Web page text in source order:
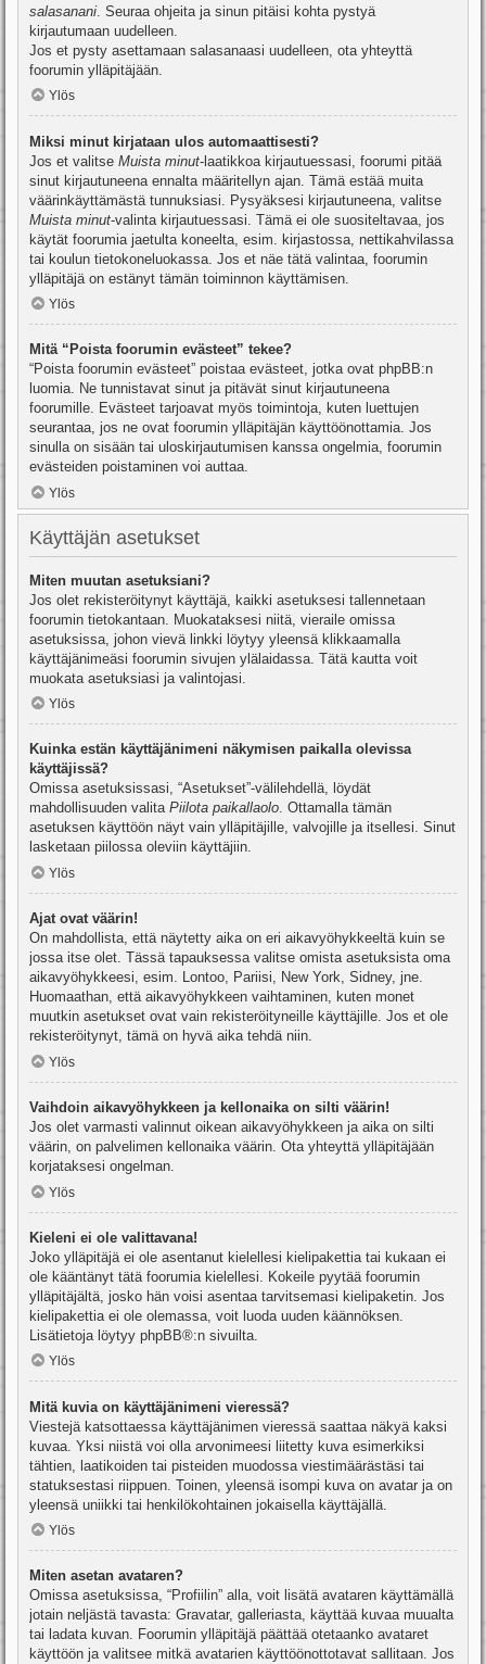
salasanani . Seuraa ohjeita ja sinun pitäisi kohta pystyä
kirjautumaan uudelleen.
Jos et pysty asettamaan salasanaasi uudelleen, ota yhteyttä
foorumin ylläpitäjään.
Ylös
Miksi minut kirjataan ulos automaattisesti?
Jos et valitse Muista minut-laatikkoa kirjautuessasi, foorumi pitää
sinut kirjautuneena ennalta määritellyn ajan. Tämä estää muita
väärinkäyttämästä tunnuksiasi. Pysyäksesi kirjautuneena, valitse
Muista minut-valinta kirjautuessasi. Tämä ei ole suositeltavaa, jos
käytät foorumia jaetulta koneelta, esim. kirjastossa, nettikahvilassa
tai koulun tietokoneluokassa. Jos et näe tätä valintaa, foorumin
ylläpitäjä on estänyt tämän toiminnon käyttämisen.
Ylös
Mitä “Poista foorumin evästeet” tekee?
“Poista foorumin evästeet” poistaa evästeet, jotka ovat phpBB:n
luomia. Ne tunnistavat sinut ja pitävät sinut kirjautuneena
foorumille. Evästeet tarjoavat myös toimintoja, kuten luettujen
seurantaa, jos ne ovat foorumin ylläpitäjän käyttöönottamia. Jos
sinulla on sisään tai uloskirjautumisen kanssa ongelmia, foorumin
evästeiden poistaminen voi auttaa.
Ylös
Käyttäjän asetukset
Miten muutan asetuksiani?
Jos olet rekisteröitynyt käyttäjä, kaikki asetuksesi tallennetaan
foorumin tietokantaan. Muokataksesi niitä, vieraile omissa
asetuksissa, johon vievä linkki löytyy yleensä klikkaamalla
käyttäjänimeäsi foorumin sivujen ylälaidassa. Tätä kautta voit
muokata asetuksiasi ja valintojasi.
Ylös
Kuinka estän käyttäjänimeni näkymisen paikalla olevissa
käyttäjissä?
Omissa asetuksissasi, “Asetukset”-välilehdellä, löydät
mahdollisuuden valita Piilota paikallaolo. Ottamalla tämän
asetuksen käyttöön näyt vain ylläpitäjille, valvojille ja itsellesi. Sinut
lasketaan piilossa oleviin käyttäjiin.
Ylös
Ajat ovat väärin!
On mahdollista, että näytetty aika on eri aikavyöhykkeeltä kuin se
jossa itse olet. Tässä tapauksessa valitse omista asetuksista oma
aikavyöhykkeesi, esim. Lontoo, Pariisi, New York, Sidney, jne.
Huomaathan, että aikavyöhykkeen vaihtaminen, kuten monet
muutkin asetukset ovat vain rekisteröityneille käyttäjille. Jos et ole
rekisteröitynyt, tämä on hyvä aika tehdä niin.
Ylös
Vaihdoin aikavyöhykkeen ja kellonaika on silti väärin!
Jos olet varmasti valinnut oikean aikavyöhykkeen ja aika on silti
väärin, on palvelimen kellonaika väärin. Ota yhteyttä ylläpitäjään
korjataksesi ongelman.
Ylös
Kieleni ei ole valittavana!
Joko ylläpitäjä ei ole asentanut kielellesi kielipakettia tai kukaan ei
ole kääntänyt tätä foorumia kielellesi. Kokeile pyytää foorumin
ylläpitäjältä, josko hän voisi asentaa tarvitsemasi kielipaketin. Jos
kielipakettia ei ole olemassa, voit luoda uuden käännöksen.
Lisätietoja löytyy phpBB®:n sivuilta.
Ylös
Mitä kuvia on käyttäjänimeni vieressä?
Viestejä katsottaessa käyttäjänimen vieressä saattaa näkyä kaksi
kuvaa. Yksi niistä voi olla arvonimeesi liitetty kuva esimerkiksi
tähtien, laatikoiden tai pisteiden muodossa viestimäärästäsi tai
statuksestasi riippuen. Toinen, yleensä isompi kuva on avatar ja on
yleensä uniikki tai henkilökohtainen jokaisella käyttäjällä.
Ylös
Miten asetan avataren?
Omissa asetuksissa, “Profiilin” alla, voit lisätä avataren käyttämällä
jotain neljästä tavasta: Gravatar, galleriasta, käyttää kuvaa muualta
tai ladata kuvan. Foorumin ylläpitäjä päättää otetaanko avataret
käyttöön ja valitsee mitkä avatarien käyttöönottotavat sallitaan. Jos